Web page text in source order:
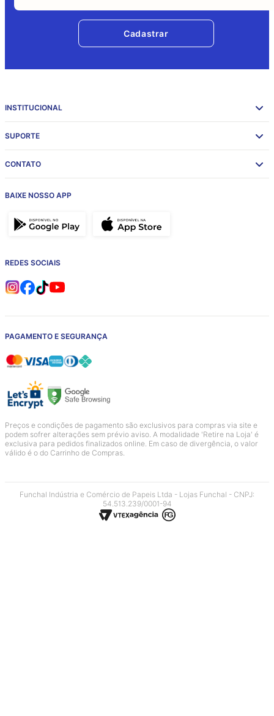
Cadastrar
INSTITUCIONAL
SUPORTE
CONTATO
BAIXE NOSSO APP
REDES SOCIAIS
PAGAMENTO E SEGURANÇA
Preços e condições de pagamento são exclusivos para compras via site e
podem sofrer alterações sem prévio aviso. A modalidade 'Retire na Loja' é
exclusiva para pedidos finalizados online. Em caso de divergência, o valor
válido é o do Carrinho de Compras.
Funchal Indústria e Comércio de Papeis Ltda - Lojas Funchal - CNPJ:
54.513.239/0001-94